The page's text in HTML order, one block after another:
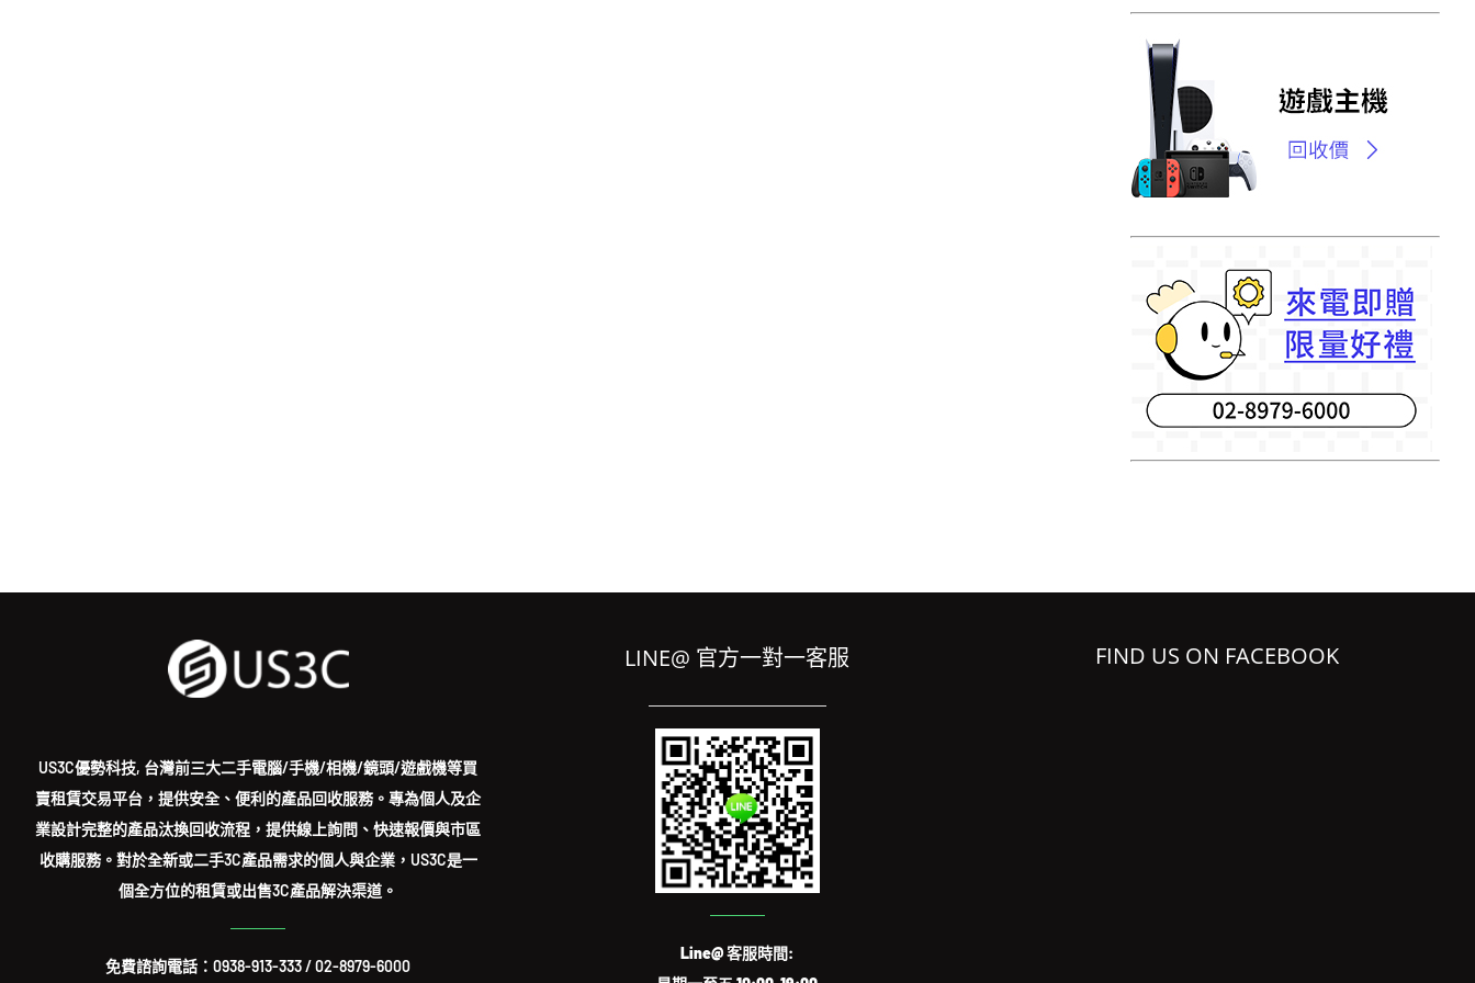
US3C優勢科技, 台灣前三大二手電腦/手機/相機/鏡頭/遊戲機等買
賣租賃交易平台，提供安全、便利的產品回收服務。專為個人及企
業設計完整的產品汰換回收流程，提供線上詢問、快速報價與市區
收購服務。對於全新或二手3C產品需求的個人與企業，US3C是一
個全方位的租賃或出售3C產品解決渠道。
免費諮詢電話：0938-913-333/02-8979-6000
LINE@ 官方一對一客服
Line@ 客服時間:
FIND US ON FACEBOOK